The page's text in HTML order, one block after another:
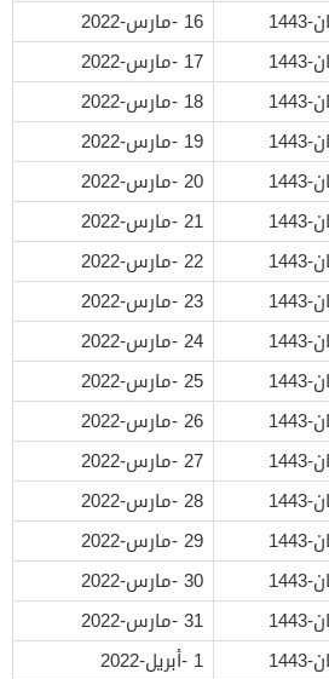
16 -مارس-2022
17 -مارس-2022
18 -مارس-2022
19 -مارس-2022
20 -مارس-2022
21 -مارس-2022
22 -مارس-2022
23 -مارس-2022
24 -مارس-2022
25 -مارس-2022
26 -مارس-2022
27 -مارس-2022
28 -مارس-2022
29 -مارس-2022
30 -مارس-2022
31 -مارس-2022
1 -أبريل-2022